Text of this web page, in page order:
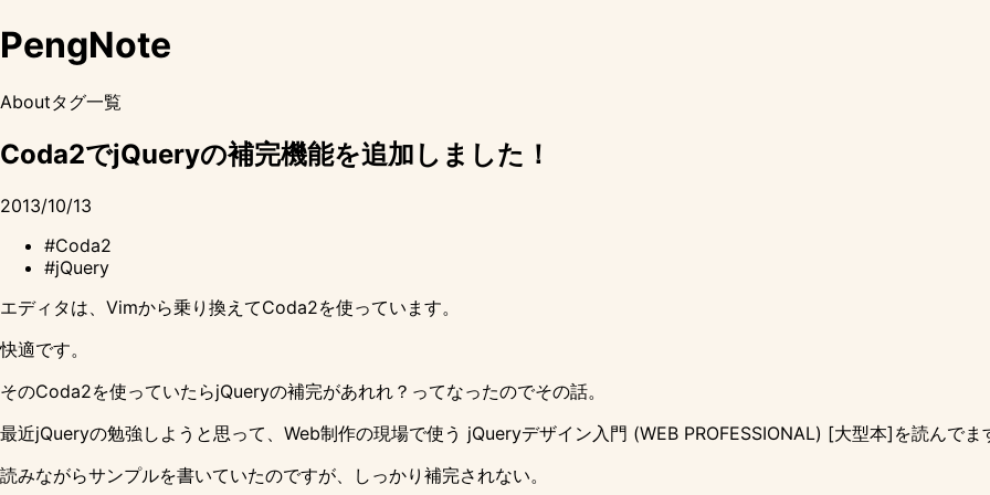
PengNote
Aboutタグ一覧
Coda2でjQueryの補完機能を追加しました！
2013/10/13
#Coda2
#jQuery
エディタは、Vimから乗り換えてCoda2を使っています。
快適です。
そのCoda2を使っていたらjQueryの補完があれれ？ってなったのでその話。
最近jQueryの勉強しようと思って、 Web制作の現場で使う jQueryデザイン入門 (WEB PROFESSIONAL) [大型本] を読んでま
読みながらサンプルを書いていたのですが、しっかり補完されない。